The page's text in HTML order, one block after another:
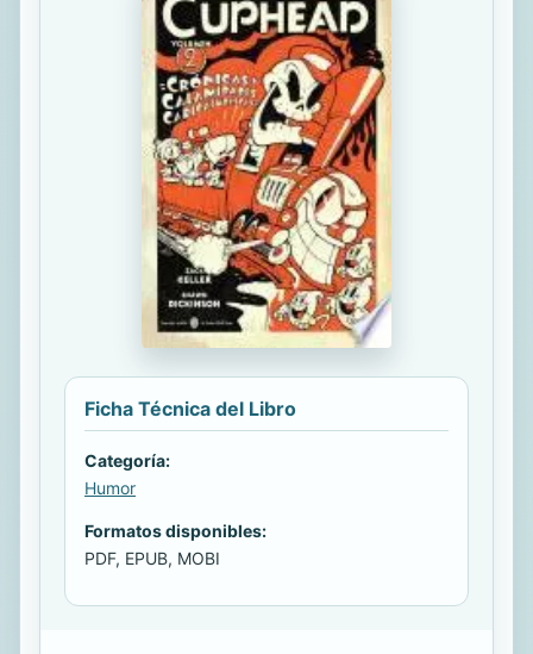
Ficha Técnica del Libro
Categoría:
Humor
Formatos disponibles:
PDF, EPUB, MOBI